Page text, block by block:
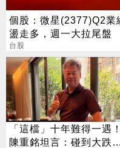
個股：微星(2377)Q2業
盪走多，週一大拉尾盤
台股
「這檔」十年難得一遇！
陳重銘坦言：碰到大跌就